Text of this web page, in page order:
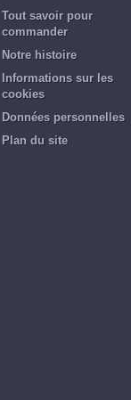
Tout savoir pour
commander
Notre histoire
Informations sur les
cookies
Données personnelles
Plan du site